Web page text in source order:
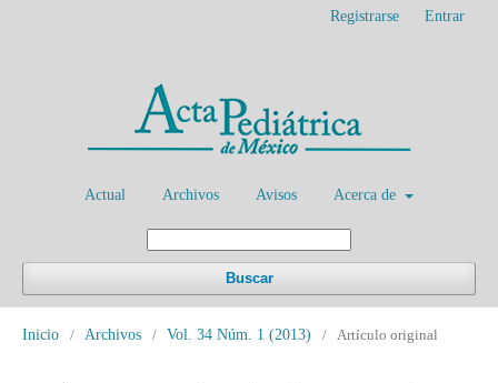
Actual Archivos Avisos Acerca de
Buscar
Registrarse Entrar
Inicio / Archivos / Vol. 34 Núm. 1 (2013) / Artículo original